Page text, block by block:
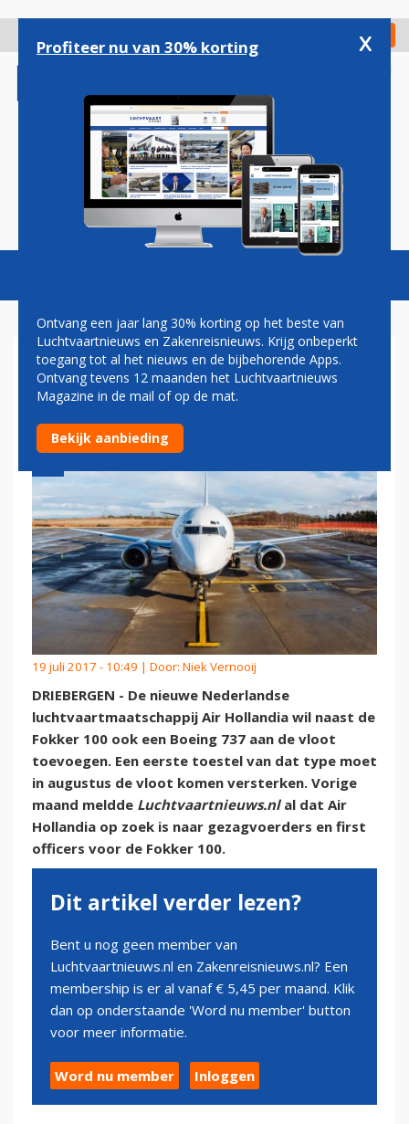
gaan
Check in
Magazine Podcasts Vacatures
AIR HOLLANDIA: NA FOKKER
100 OOK BOEING 737
19 juli 2017 - 10:49 | Door: Niek Vernooij
DRIEBERGEN - De nieuwe Nederlandse
luchtvaartmaatschappij Air Hollandia wil naast de
Fokker 100 ook een Boeing 737 aan de vloot
toevoegen. Een eerste toestel van dat type moet
in augustus de vloot komen versterken. Vorige
maand meldde Luchtvaartnieuws.nlal dat Air
Hollandia op zoek is naar gezagvoerders en first
officers voor de Fokker 100.
Dit artikel verder lezen?
Bent u nog geen member van
Luchtvaartnieuws.nl en Zakenreisnieuws.nl? Een
membership is er al vanaf € 5,45 per maand. Klik
dan op onderstaande 'Word nu member' button
voor meer informatie.
Word nu member Inloggen
Profiteer nu van 30% korting x
Ontvang een jaar lang 30% korting op het beste van
Luchtvaartnieuws en Zakenreisnieuws. Krijg onbeperkt
toegang tot al het nieuws en de bijbehorende Apps.
Ontvang tevens 12 maanden het Luchtvaartnieuws
Magazine in de mail of op de mat.
Bekijk aanbieding